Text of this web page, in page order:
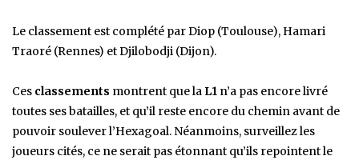
Le classement est complété par Diop (Toulouse), Hamari
Traoré (Rennes) et Djilobodji (Dijon).
Ces classements montrent que la L1 n’a pas encore livré
toutes ses batailles, et qu’il reste encore du chemin avant de
pouvoir soulever l’Hexagoal. Néanmoins, surveillez les
joueurs cités, ce ne serait pas étonnant qu’ils repointent le